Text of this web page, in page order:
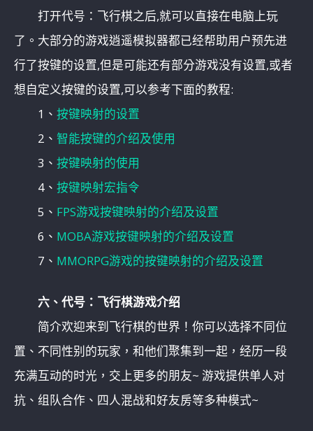
打开代号：飞行棋之后,就可以直接在电脑上玩
了。大部分的游戏逍遥模拟器都已经帮助用户预先进
行了按键的设置,但是可能还有部分游戏没有设置,或者
想自定义按键的设置,可以参考下面的教程:
1、 按键映射的设置
2、 智能按键的介绍及使用
3、 按键映射的使用
4、 按键映射宏指令
5、 FPS游戏按键映射的介绍及设置
6、 MOBA游戏按键映射的介绍及设置
7、 MMORPG游戏的按键映射的介绍及设置
六、代号：飞行棋游戏介绍
简介欢迎来到飞行棋的世界！你可以选择不同位
置、不同性别的玩家，和他们聚集到一起，经历一段
充满互动的时光，交上更多的朋友~ 游戏提供单人对
抗、组队合作、四人混战和好友房等多种模式~